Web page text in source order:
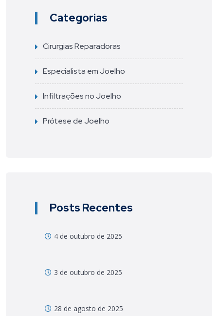
Categorias
Cirurgias Reparadoras
Especialista em Joelho
Infiltrações no Joelho
Prótese de Joelho
Posts Recentes
4 de outubro de 2025
3 de outubro de 2025
28 de agosto de 2025